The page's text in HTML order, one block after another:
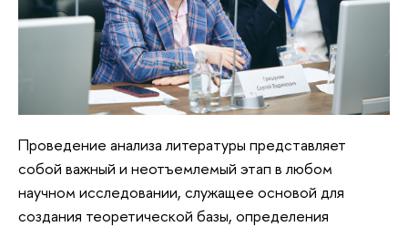
Проведение анализа литературы представляет
собой важный и неотъемлемый этап в любом
научном исследовании, служащее основой для
создания теоретической базы, определения